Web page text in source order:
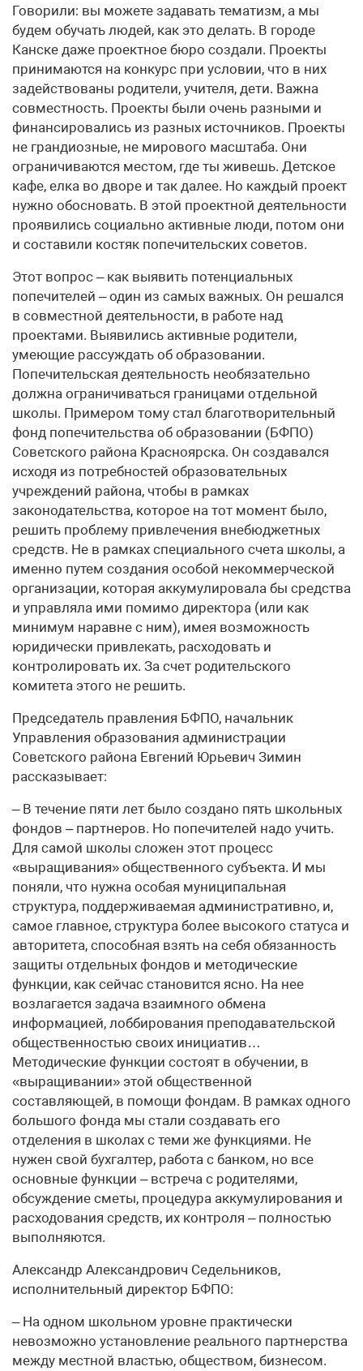
Говорили: вы можете задавать тематизм, а мы
будем обучать людей, как это делать. В городе
Канске даже проектное бюро создали. Проекты
принимаются на конкурс при условии, что в них
задействованы родители, учителя, дети. Важна
совместность. Проекты были очень разными и
финансировались из разных источников. Проекты
не грандиозные, не мирового масштаба. Они
ограничиваются местом, где ты живешь. Детское
кафе, елка во дворе и так далее. Но каждый проект
нужно обосновать. В этой проектной деятельности
проявились социально активные люди, потом они
и составили костяк попечительских советов.
Этот вопрос – как выявить потенциальных
попечителей – один из самых важных. Он решался
в совместной деятельности, в работе над
проектами. Выявились активные родители,
умеющие рассуждать об образовании.
Попечительская деятельность необязательно
должна ограничиваться границами отдельной
школы. Примером тому стал благотворительный
фонд попечительства об образовании (БФПО)
Советского района Красноярска. Он создавался
исходя из потребностей образовательных
учреждений района, чтобы в рамках
законодательства, которое на тот момент было,
решить проблему привлечения внебюджетных
средств. Не в рамках специального счета школы, а
именно путем создания особой некоммерческой
организации, которая аккумулировала бы средства
и управляла ими помимо директора (или как
минимум наравне с ним), имея возможность
юридически привлекать, расходовать и
контролировать их. За счет родительского
комитета этого не решить.
Председатель правления БФПО, начальник
Управления образования администрации
Советского района Евгений Юрьевич Зимин
рассказывает:
– В течение пяти лет было создано пять школьных
фондов – партнеров. Но попечителей надо учить.
Для самой школы сложен этот процесс
«выращивания» общественного субъекта. И мы
поняли, что нужна особая муниципальная
структура, поддерживаемая административно, и,
самое главное, структура более высокого статуса и
авторитета, способная взять на себя обязанность
защиты отдельных фондов и методические
функции, как сейчас становится ясно. На нее
возлагается задача взаимного обмена
информацией, лоббирования преподавательской
общественностью своих инициатив…
Методические функции состоят в обучении, в
«выращивании» этой общественной
составляющей, в помощи фондам. В рамках одного
большого фонда мы стали создавать его
отделения в школах с теми же функциями. Не
нужен свой бухгалтер, работа с банком, но все
основные функции – встреча с родителями,
обсуждение сметы, процедура аккумулирования и
расходования средств, их контроля – полностью
выполняются.
Александр Александрович Седельников,
исполнительный директор БФПО:
– На одном школьном уровне практически
невозможно установление реального партнерства
между местной властью, обществом, бизнесом.